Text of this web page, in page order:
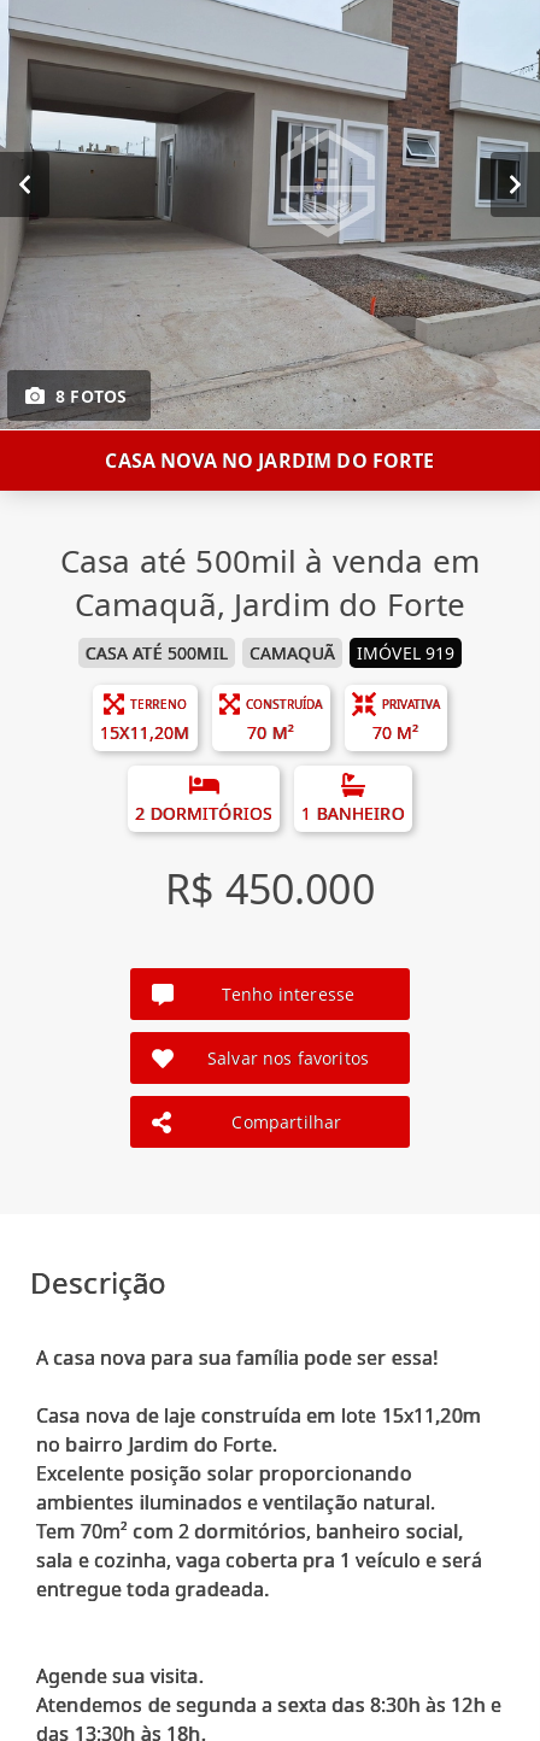
8 FOTOS
CASA NOVA NO JARDIM DO FORTE
Casa até 500mil à venda em
Camaquã, Jardim do Forte
CASA ATÉ 500MIL CAMAQUÃ IMÓVEL 919
TERRENO
15X11,20M
CONSTRUÍDA
70 M²
PRIVATIVA
70 M²
2 DORMITÓRIOS 1 BANHEIRO
R$ 450.000
Tenho interesse
Salvar nos favoritos
Compartilhar
Descrição
A casa nova para sua família pode ser essa!
Casa nova de laje construída em lote 15x11,20m
no bairro Jardim do Forte.
Excelente posição solar proporcionando
ambientes iluminados e ventilação natural.
Tem 70m² com 2 dormitórios, banheiro social,
sala e cozinha, vaga coberta pra 1 veículo e será
entregue toda gradeada.
Agende sua visita.
Atendemos de segunda a sexta das 8:30h às 12h e
das 13:30h às 18h.